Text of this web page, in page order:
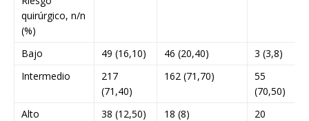
quirúrgico, n/n
(%)
Bajo 49 (16,10) 46 (20,40)
3 (3,8)
Intermedio
217
(71,40)
162 (71,70)
55
(70,50)
Alto
38 (12,50) 18 (8)
20